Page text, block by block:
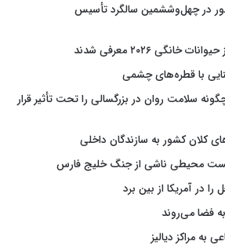
در چهل‌وششمین سالگرد تأسیس
۲۰۲۶ معرفی شدند
با قطره‌های چشمی
سلامت روان در بزرگسالی را تحت تأثیر قرار
کلان کشور به سازندگان داخلی
محیطی ناشی از جنگ خلیج فارس
در آمریکا از بین برد